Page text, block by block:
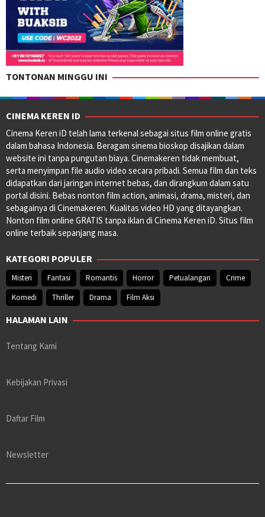
TONTONAN MINGGU INI
CINEMA KEREN ID
Cinema Keren iD telah lama terkenal sebagai situs film online gratis
dalam bahasa Indonesia. Beragam sinema bioskop disajikan dalam
website ini tanpa pungutan biaya. Cinemakeren tidak membuat,
serta menyimpan file audio video secara pribadi. Semua film dan teks
didapatkan dari jaringan internet bebas, dan dirangkum dalam satu
portal disini. Bebas nonton film action, animasi, drama, misteri, dan
sebagainya di Cinemakeren. Kualitas video HD yang ditayangkan.
Nonton film online GRATIS tanpa iklan di Cinema Keren iD. Situs film
online terbaik sepanjang masa.
KATEGORI POPULER
Misteri Fantasi Romantis Horror Petualangan
Crime
Komedi
Thriller Drama Film Aksi
HALAMAN LAIN
Tentang Kami
Kebijakan Privasi
Daftar Film
Newsletter